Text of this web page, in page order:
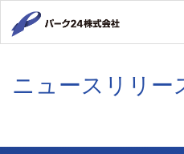
ニュースリリー